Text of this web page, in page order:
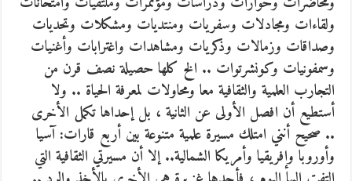
ولقاءات ومجادلات وسفريات ومنتديات ومشكلات وتحديات
وصداقات وزمالات وذكريات ومشاهدات واغترابات وأغنيات
وسمفونيات وكونشرتوات .. الخ كلها حصيلة نصف قرن من
التجارب العلمية والثقافية معا ومحاولات لمعرفة الحياة .. ولا
أستطيع أن افصل الأولى عن الثانية ، بل إحداها تكمل الأخرى
.. صحيح أنني امتلك مسيرة علمية متنوعة بين أربع قارات: آسيا
وأوروبا وإفريقيا وأمريكا الشمالية.. إلا أن مسيرتي الثقافية التي